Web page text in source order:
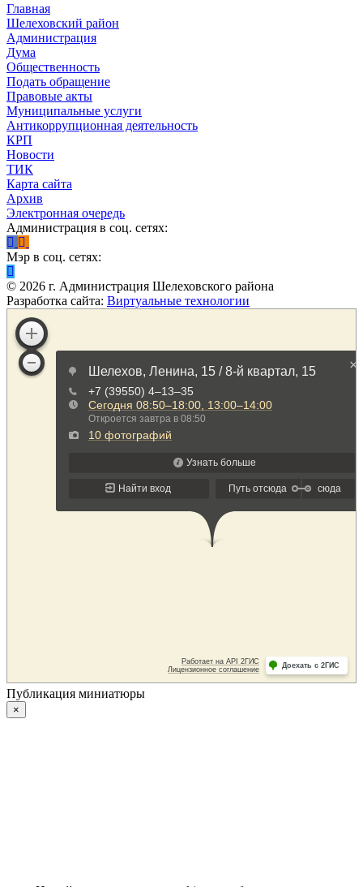
Главная
Шелеховский район
Администрация
Дума
Общественность
Подать обращение
Правовые акты
Муниципальные услуги
Антикоррупционная деятельность
КРП
Новости
ТИК
Карта сайта
Архив
Электронная очередь
Администрация в соц. сетях:
Мэр в соц. сетях:
© 2026 г. Администрация Шелеховского района
Разработка сайта: Виртуальные технологии
Публикация миниатюры
×